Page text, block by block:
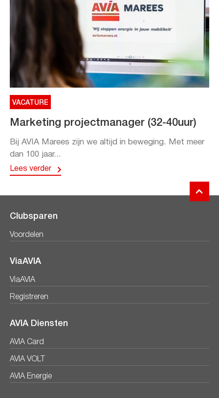
VACATURE
Marketing projectmanager (32-40uur)
Bij AVIA Marees zijn we altijd in beweging. Met meer
dan 100 jaar...
Lees verder
Clubsparen
Voordelen
ViaAVIA
ViaAVIA
Registreren
AVIA Diensten
AVIA Card
AVIA VOLT
AVIA Energie